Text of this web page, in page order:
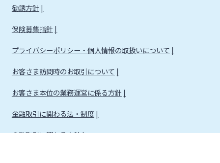
勧誘方針
保険募集指針
プライバシーポリシー・個人情報の取扱いについて
お客さま訪問時のお取引について
お客さま本位の業務運営に係る方針
金融取引に関わる法・制度
金融取引に関わる方針